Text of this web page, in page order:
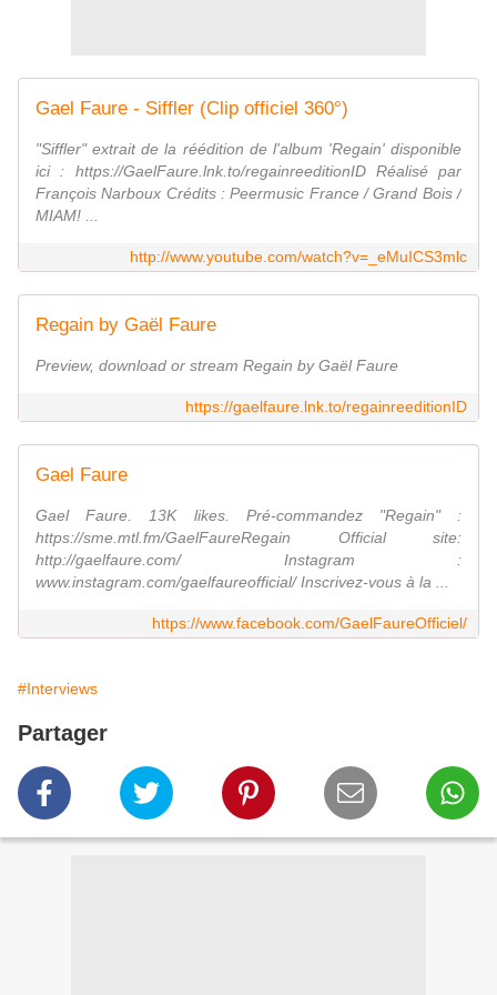
Gael Faure - Siffler (Clip officiel 360°)
"Siffler" extrait de la réédition de l'album 'Regain' disponible
ici : https://GaelFaure.lnk.to/regainreeditionID Réalisé par
François Narboux Crédits : Peermusic France / Grand Bois /
MIAM! ...
http://www.youtube.com/watch?v=_eMuICS3mlc
Regain by Gaël Faure
Preview, download or stream Regain by Gaël Faure
https://gaelfaure.lnk.to/regainreeditionID
Gael Faure
Gael Faure. 13K likes. Pré-commandez "Regain" :
https://sme.mtl.fm/GaelFaureRegain Official site:
http://gaelfaure.com/ Instagram :
www.instagram.com/gaelfaureofficial/ Inscrivez-vous à la ...
https://www.facebook.com/GaelFaureOfficiel/
#Interviews
Partager